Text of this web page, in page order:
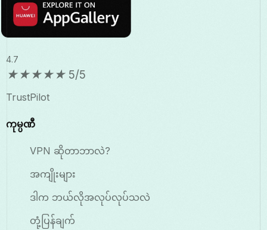
4.7
★★★★★ 5/5
TrustPilot
ကုမ္ပဏီ
VPN ဆိုတာဘာလဲ?
အကျိုးများ
ဒါက ဘယ်လိုအလုပ်လုပ်သလဲ
တုံ့ပြန်ချက်